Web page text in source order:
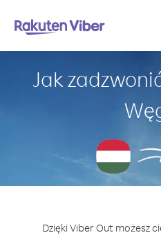
Jak
Dzięki Viber Out możesz